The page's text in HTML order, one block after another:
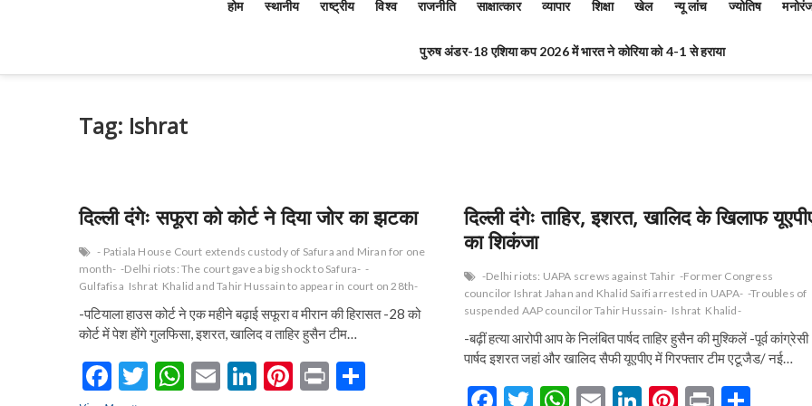
होम स्थानीय राष्ट्रीय विश्व राजनीति साक्षात्कार व्यापार शिक्षा खेल न्यू लांच ज्योतिष
पुरुष अंडर-18 एशिया कप 2026 में भारत ने कोरिया को 4-1 से हराया
Tag: Ishrat
दिल्ली दंगेः सफूरा को कोर्ट ने दिया जोर का झटका
- Patiala House Court extends custody of Safura and Miran for one
month- -Delhi riots: The court gave a big shock to Safura- -
Gulfafisa Ishrat Khalid and Tahir Hussain to appear in court on 28th-
-पटियाला हाउस कोर्ट ने एक महीने बढ़ाई सफूरा व मीरान की हिरासत -28 को
कोर्ट में पेश होंगे गुलफिसा, इशरत, खालिद व ताहिर हुसैन टीम…
F
T
W E
Li Pi Pr
दिल्ली दंगेः ताहिर, इशरत, खालिद के खिलाफ
का शिकंजा
-Delhi riots: UAPA screws against Tahir -Former Congress
councilor Ishrat Jahan and Khalid Saifi arrested in UAPA- -Troubles of
suspended AAP councilor Tahir Hussain- Ishrat Khalid-
-बढ़ीं हत्या आरोपी आप के निलंबित पार्षद ताहिर हुसैन की मुश्किलें -पूर्व कांग्रेसी
पार्षद इशरत जहां और खालिद सैफी यूएपीए में गिरफ्तार टीम एटूजैड/ नई…